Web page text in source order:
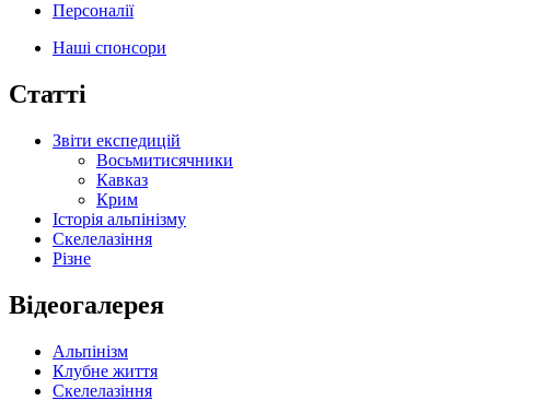
Персоналії
Наші спонсори
Статті
Звіти експедицій
Восьмитисячники
Кавказ
Крим
Історія альпінізму
Скелелазіння
Різне
Відеогалерея
Альпінізм
Клубне життя
Скелелазіння